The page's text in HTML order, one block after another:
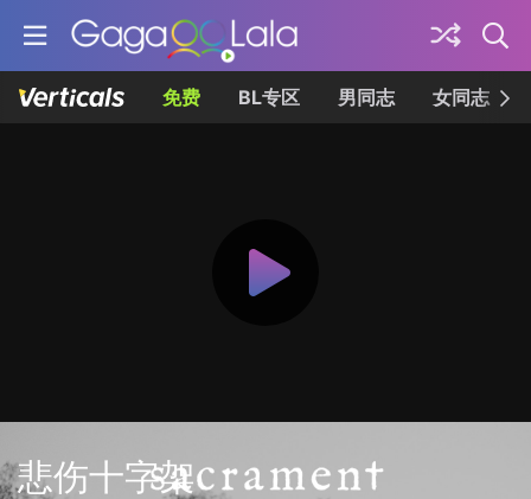
免费 BL专区 男同志 女同志
悲伤十字架